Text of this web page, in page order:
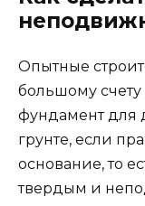
Опытные
большому
фундамент для
грунте, если
основание, то
твердым и